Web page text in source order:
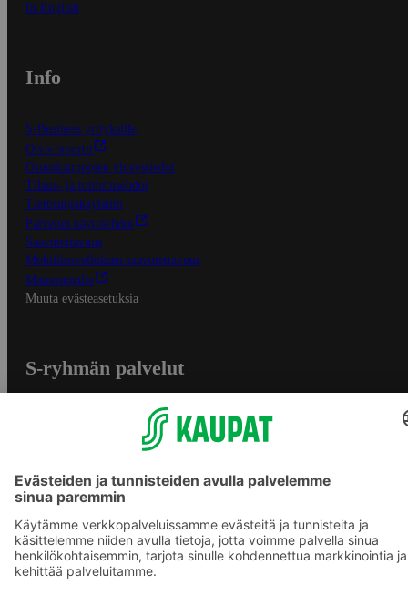
In English
Info
S-Business yrityksille
Oiva-raportit
Osuuskauppojen yhteystiedot
Tilaus- ja toimitusehdot
Tietosuojakäytäntö
Palvelun käyttöehdot
Saavutettavuus
Mobiilisovelluksen saavutettavuus
Mainostajalle
Muuta evästeasetuksia
S-ryhmän palvelut
S-ostoslista -sovellus
Prisma.fi
Sokos.fi
S-Pankki
Yhteishyvä
Sokos Hotels